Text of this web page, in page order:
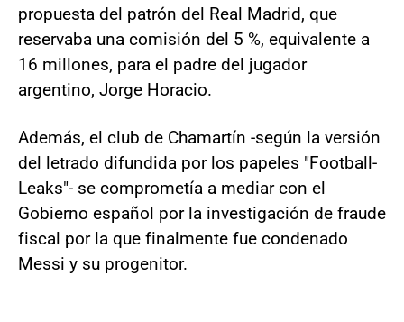
propuesta del patrón del Real Madrid, que
reservaba una comisión del 5 %, equivalente a
16 millones, para el padre del jugador
argentino, Jorge Horacio.
Además, el club de Chamartín -según la versión
del letrado difundida por los papeles "Football-
Leaks"- se comprometía a mediar con el
Gobierno español por la investigación de fraude
fiscal por la que finalmente fue condenado
Messi y su progenitor.